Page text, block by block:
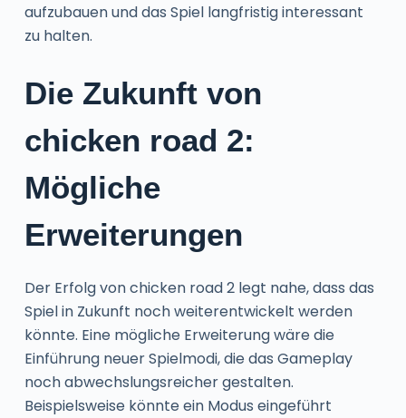
aufzubauen und das Spiel langfristig interessant
zu halten.
Die Zukunft von
chicken road 2:
Mögliche
Erweiterungen
Der Erfolg von chicken road 2 legt nahe, dass das
Spiel in Zukunft noch weiterentwickelt werden
könnte. Eine mögliche Erweiterung wäre die
Einführung neuer Spielmodi, die das Gameplay
noch abwechslungsreicher gestalten.
Beispielsweise könnte ein Modus eingeführt